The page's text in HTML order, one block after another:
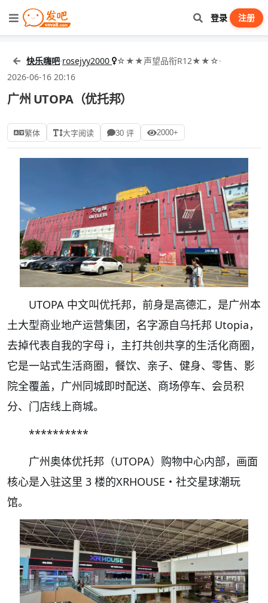
登录 注册
快乐嗨吧·rosejyy2000 ☆★★声望品衔R12★★☆·
2026-06-16 20:16
广州 UTOPA（优托邦）
繁体 大字阅读 30 评 2000+
UTOPA 中文叫优托邦，前身是高德汇，是广州本
土大型商业地产运营集团，名字源自乌托邦 Utopia，
去掉代表自我的字母 i，主打共创共享的生活化商圈，
它是一站式生活商圈，餐饮、亲子、健身、零售、影
院全覆盖，广州同城即时配送、商场停车、会员积
分、门店线上商城。
**********
广州奥体优托邦（UTOPA）购物中心内部，画面
核心是入驻这里 3 楼的XRHOUSE・社交星球潮玩
馆。